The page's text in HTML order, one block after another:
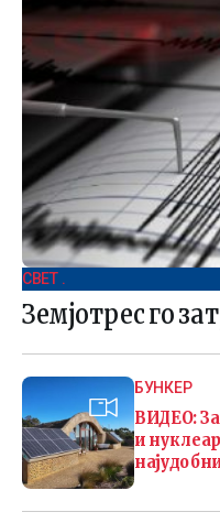
СВЕТ .
Земјотрес го
БУНКЕР
ВИДЕО:
и